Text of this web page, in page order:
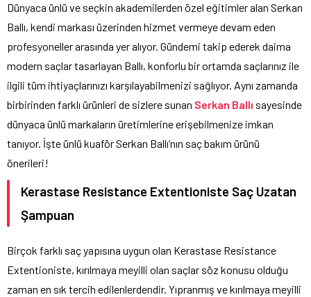
Dünyaca ünlü ve seçkin akademilerden özel eğitimler alan Serkan
Ballı, kendi markası üzerinden hizmet vermeye devam eden
profesyoneller arasında yer alıyor. Gündemi takip ederek daima
modern saçlar tasarlayan Ballı, konforlu bir ortamda saçlarınız ile
ilgili tüm ihtiyaçlarınızı karşılayabilmenizi sağlıyor. Aynı zamanda
birbirinden farklı ürünleri de sizlere sunan Serkan Ballı sayesinde
dünyaca ünlü markaların üretimlerine erişebilmenize imkan
tanıyor. İşte ünlü kuaför Serkan Ballı’nın saç bakım ürünü
önerileri!
Kerastase Resistance Extentioniste Saç Uzatan
Şampuan
Birçok farklı saç yapısına uygun olan Kerastase Resistance
Extentioniste, kırılmaya meyilli olan saçlar söz konusu olduğu
zaman en sık tercih edilenlerdendir. Yıpranmış ve kırılmaya meyilli